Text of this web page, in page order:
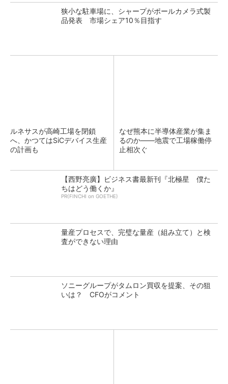
狭小な駐車場に、シャープがポールカメラ式製
品発表 市場シェア10％目指す
ルネサスが高崎工場を閉鎖
へ、かつてはSiCデバイス生産
の計画も
なぜ熊本に半導体産業が集ま
るのか――地震で工場稼働停
止相次ぐ
【西野亮廣】ビジネス書最新刊『北極星 僕た
ちはどう働くか』
PR(FINCHI on GOETHE)
量産プロセスで、完璧な量産（組み立て）と検
査ができない理由
ソニーグループがタムロン買収を提案、その狙
いは？ CFOがコメント